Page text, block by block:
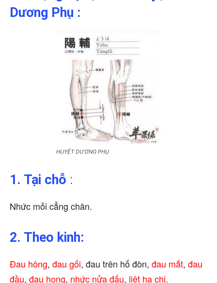
Dương Phụ :
HUYỆT DƯƠNG PHỤ
1. Tại chỗ :
Nhức mỏi cẳng chân.
2. Theo kinh:
Đau hông, đau gối, đau trên hố đòn, đau mắt, đau
đầu, đau họng, nhức nửa đấu, liệt hạ chi.